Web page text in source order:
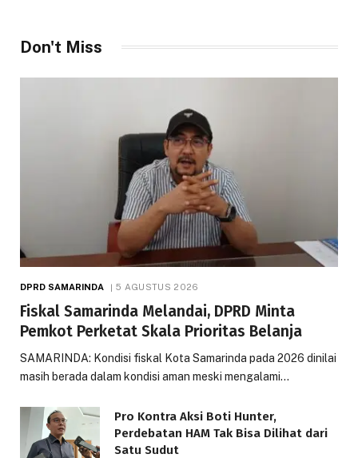
Don't Miss
DPRD SAMARINDA 5 AGUSTUS 2026
Fiskal Samarinda Melandai, DPRD Minta
Pemkot Perketat Skala Prioritas Belanja
SAMARINDA: Kondisi fiskal Kota Samarinda pada 2026 dinilai
masih berada dalam kondisi aman meski mengalami…
Pro Kontra Aksi Boti Hunter,
Perdebatan HAM Tak Bisa Dilihat dari
Satu Sudut